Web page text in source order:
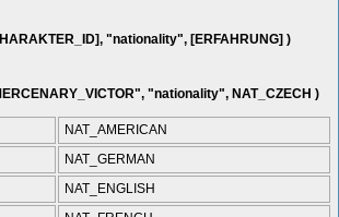
"nationality", [ERFAHRUNG] )
"nationality", NAT_CZECH )
NAT_AMERICAN
NAT_GERMAN
NAT_ENGLISH